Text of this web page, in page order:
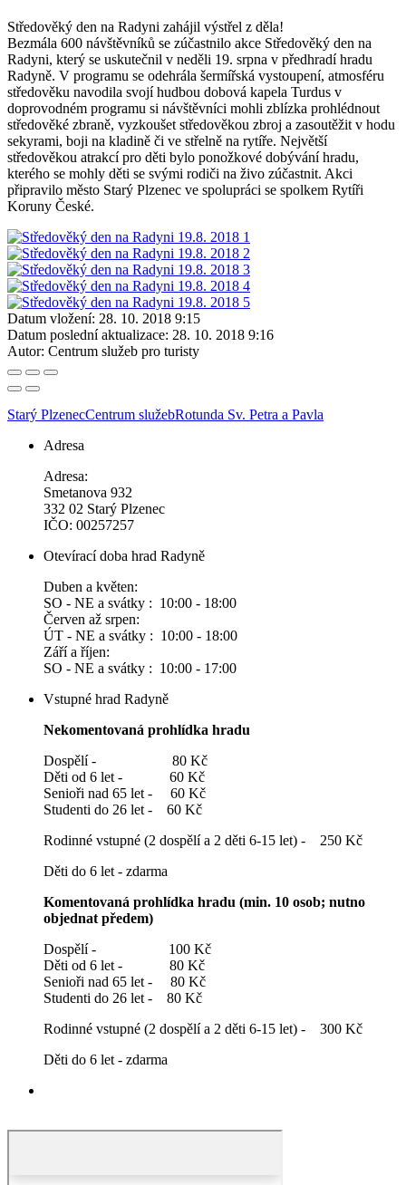
Středověký den na Radyni zahájil výstřel z děla!
Bezmála 600 návštěvníků se zúčastnilo akce Středověký den na
Radyni, který se uskutečnil v neděli 19. srpna v předhradí hradu
Radyně. V programu se odehrála šermířská vystoupení, atmosféru
středověku navodila svojí hudbou dobová kapela Turdus v
doprovodném programu si návštěvníci mohli zblízka prohlédnout
středověké zbraně, vyzkoušet středověkou zbroj a zasoutěžit v hodu
sekyrami, boji na kladině či ve střelně na rytíře. Největší
středověkou atrakcí pro děti bylo ponožkové dobývání hradu,
kterého se mohly děti se svými rodiči na živo zúčastnit. Akci
připravilo město Starý Plzenec ve spolupráci se spolkem Rytíři
Koruny České.
Datum vložení: 28. 10. 2018 9:15
Datum poslední aktualizace: 28. 10. 2018 9:16
Autor: Centrum služeb pro turisty
Starý PlzenecCentrum služebRotunda Sv. Petra a Pavla
Adresa
Adresa:
Smetanova 932
332 02 Starý Plzenec
IČO: 00257257
Otevírací doba hrad Radyně
Duben a květen:
SO - NE a svátky : 10:00 - 18:00
Červen až srpen:
ÚT - NE a svátky : 10:00 - 18:00
Září a říjen:
SO - NE a svátky : 10:00 - 17:00
Vstupné hrad Radyně
Nekomentovaná prohlídka hradu
Dospělí - 80 Kč
Děti od 6 let - 60 Kč
Senioři nad 65 let - 60 Kč
Studenti do 26 let - 60 Kč
Rodinné vstupné (2 dospělí a 2 děti 6-15 let) - 250 Kč
Děti do 6 let - zdarma
Komentovaná prohlídka hradu (min. 10 osob; nutno
objednat předem)
Dospělí - 100 Kč
Děti od 6 let - 80 Kč
Senioři nad 65 let - 80 Kč
Studenti do 26 let - 80 Kč
Rodinné vstupné (2 dospělí a 2 děti 6-15 let) - 300 Kč
Děti do 6 let - zdarma